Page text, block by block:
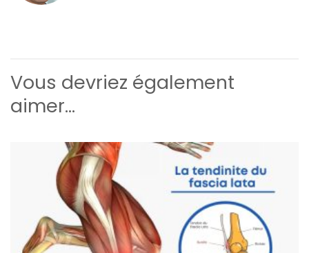
Vous devriez également
aimer...